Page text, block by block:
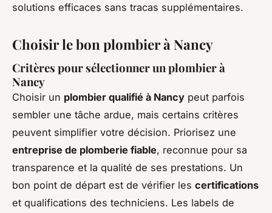
solutions efficaces sans tracas supplémentaires.
Choisir le bon plombier à Nancy
Critères pour sélectionner un plombier à
Nancy
Choisir un plombier qualifié à Nancy peut parfois
sembler une tâche ardue, mais certains critères
peuvent simplifier votre décision. Priorisez une
entreprise de plomberie fiable, reconnue pour sa
transparence et la qualité de ses prestations. Un
bon point de départ est de vérifier les certifications
et qualifications des techniciens. Les labels de